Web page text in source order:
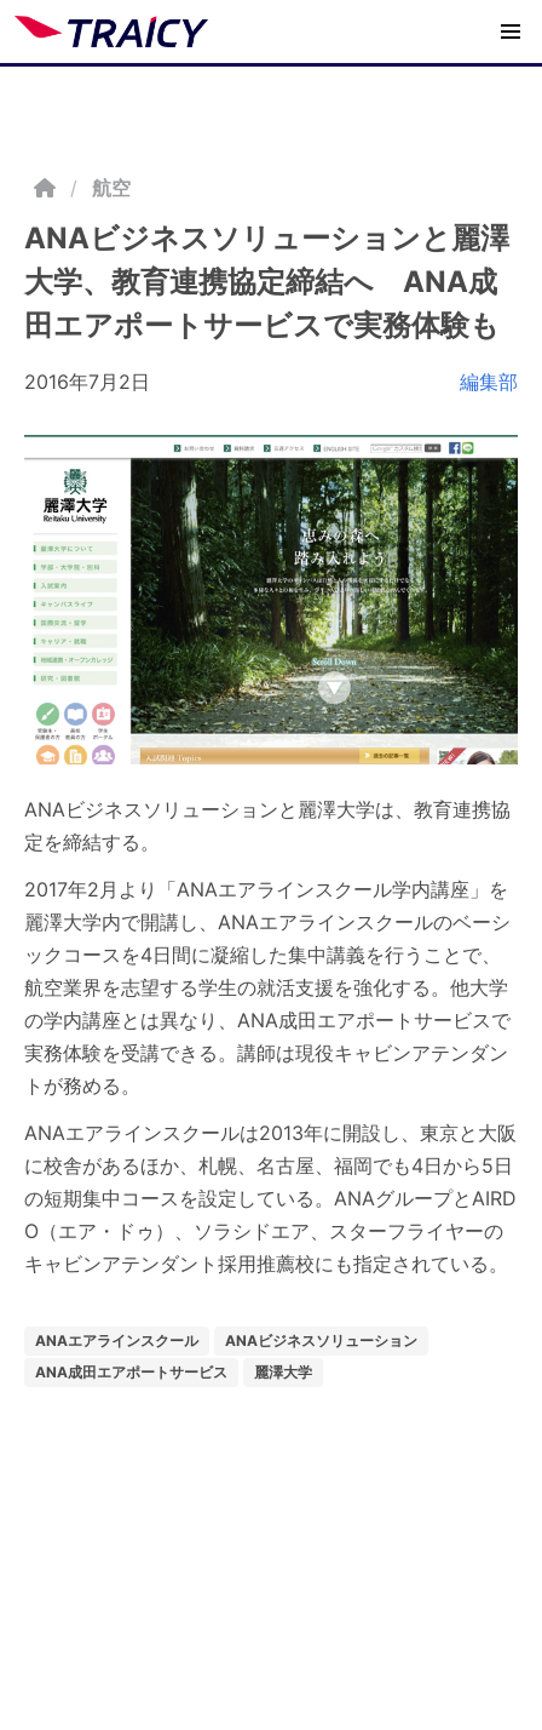
/ 航空
ANAビジネスソリューションと麗澤
大学、教育連携協定締結へ ANA成
田エアポートサービスで実務体験も
2016年7月2日 編集部
ANAビジネスソリューションと麗澤大学は、教育連携協
定を締結する。
2017年2月より「ANAエアラインスクール学内講座」を
麗澤大学内で開講し、ANAエアラインスクールのベーシ
ックコースを4日間に凝縮した集中講義を行うことで、
航空業界を志望する学生の就活支援を強化する。他大学
の学内講座とは異なり、ANA成田エアポートサービスで
実務体験を受講できる。講師は現役キャビンアテンダン
トが務める。
ANAエアラインスクールは2013年に開設し、東京と大阪
に校舎があるほか、札幌、名古屋、福岡でも4日から5日
の短期集中コースを設定している。ANAグループとAIRD
O（エア・ドゥ）、ソラシドエア、スターフライヤーの
キャビンアテンダント採用推薦校にも指定されている。
ANAエアラインスクール
ANAビジネスソリューション
ANA成田エアポートサービス
麗澤大学